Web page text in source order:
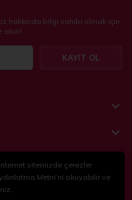
hakkında bilgi sahibi olmak için
olun!
KAYIT OL
. Tüm hakları saklıdır.
sitemizde çerezler
Metni’ni okuyabilir ve